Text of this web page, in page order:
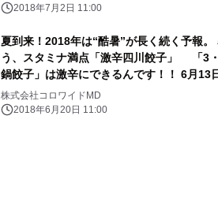
2018年7月2日 11:00
夏到来！2018年は“酷暑”が長く続く予報
う、スタミナ満点「激辛四川餃子」 「3
鍋餃子」は激辛にできるんです！！ 6月13
登場いたしました。
株式会社コロワイドMD
2018年6月20日 11:00